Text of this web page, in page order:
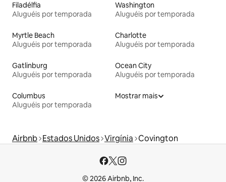
Filadélfia
Aluguéis por temporada
Washington
Aluguéis por temporada
Myrtle Beach
Aluguéis por temporada
Charlotte
Aluguéis por temporada
Gatlinburg
Aluguéis por temporada
Ocean City
Aluguéis por temporada
Columbus
Aluguéis por temporada
Mostrar mais
Airbnb Estados Unidos Virgínia Covington
© 2026 Airbnb, Inc.